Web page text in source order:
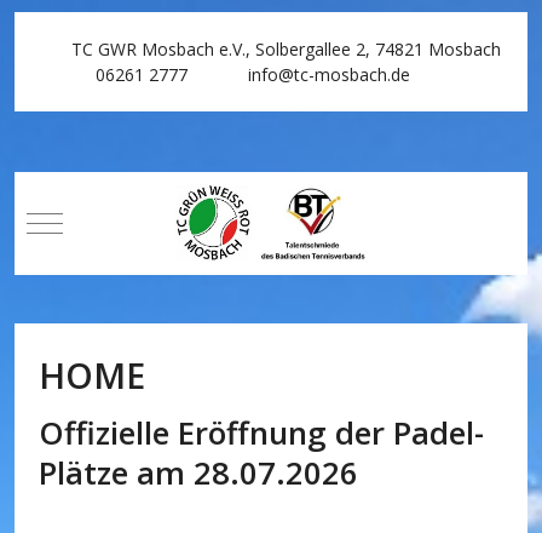
TC GWR Mosbach e.V., Solbergallee 2, 74821 Mosbach
06261 2777
info@tc-mosbach.de
Mobile Menu Toggle
HOME
Offizielle Eröffnung der Padel-
Plätze am 28.07.2026